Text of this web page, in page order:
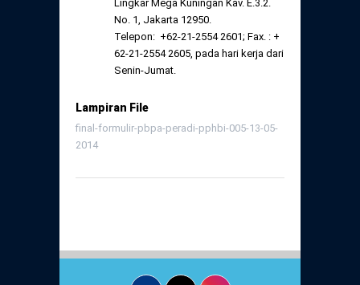
Lingkar Mega Kuningan Kav. E.3.2.
No. 1, Jakarta 12950.
Telepon: +62-21-2554 2601; Fax. : +
62-21-2554 2605, pada hari kerja dari
Senin-Jumat.
Lampiran File
final-formulir-pbpa-peradi-pphbi-005-13-05-
2014